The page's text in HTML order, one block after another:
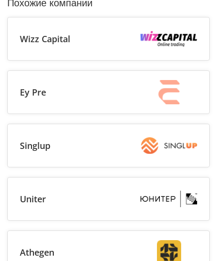
Похожие компании
Wizz Capital
Ey Pre
Singlup
Uniter
Athegen